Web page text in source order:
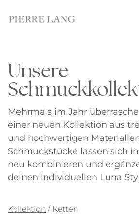
Unsere
Mehrmals im Jahr
einer neuen Kollektion aus
und hochwertigen
Schmuckstücke lassen sich
neu kombinieren und
deinen individuellen Luna
Kollektion / Ketten